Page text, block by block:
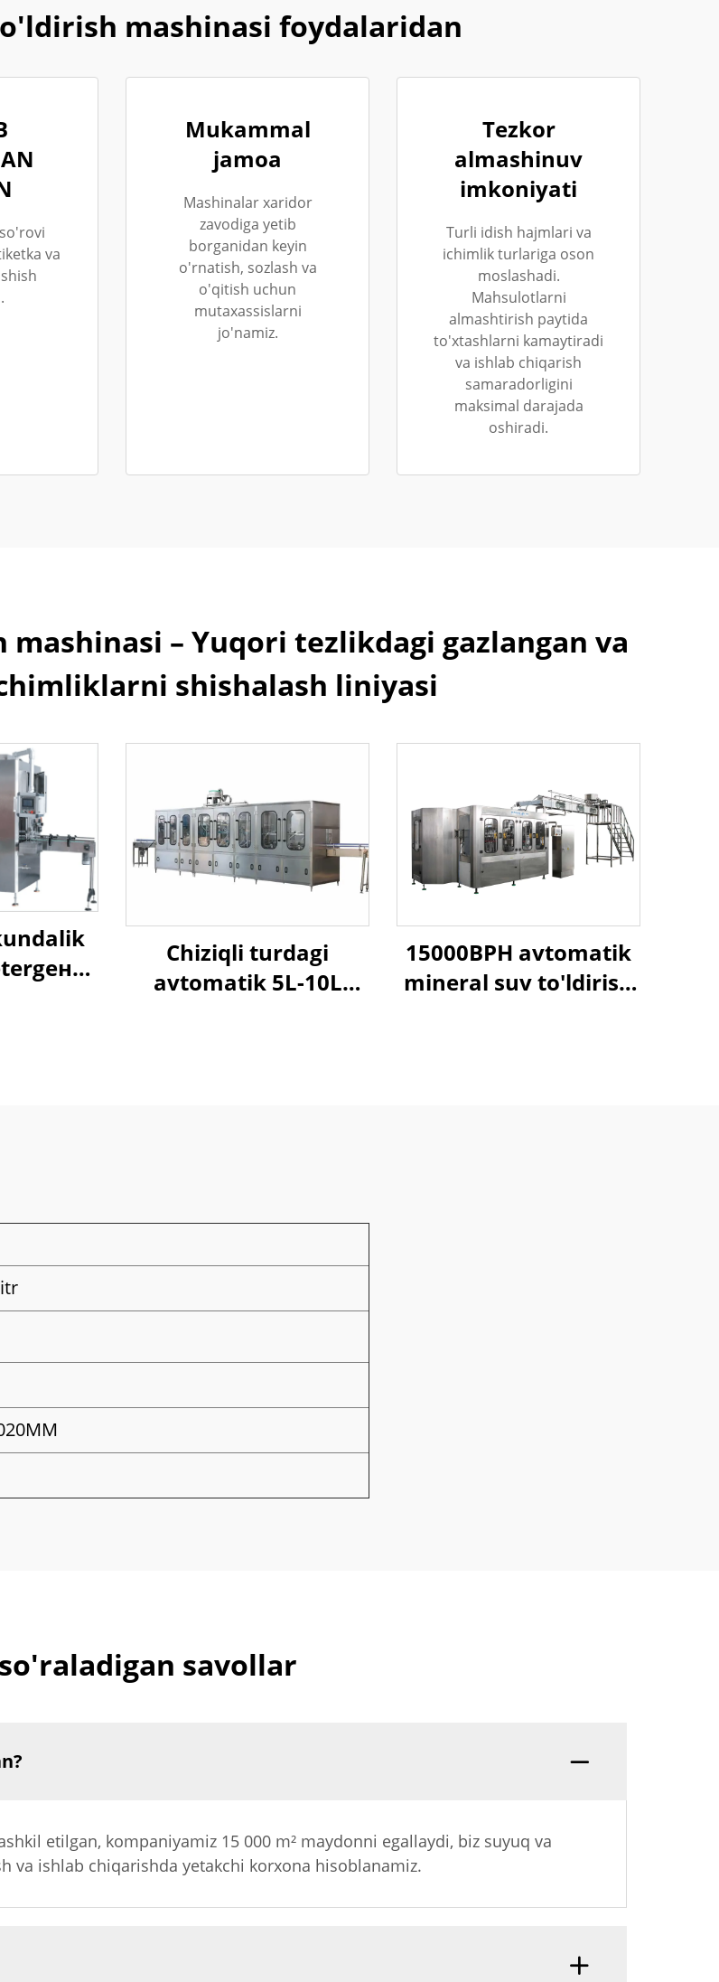
mashinasi foydalaridan
va
Mukammal
jamoa
Mashinalar xaridor
zavodiga yetib
borganidan keyin
o'rnatish, sozlash va
o'qitish uchun
mutaxassislarni
jo'namiz.
Tezkor
almashinuv
imkoniyati
Turli idish hajmlari va
ichimlik turlariga oson
moslashadi.
Mahsulotlarni
almashtirish paytida
to'xtashlarni kamaytiradi
va ishlab chiqarish
samaradorligini
maksimal darajada
oshiradi.
– Yuqori tezlikdagi gazlangan va
shishalash liniyasi
Chiziqli turdagi
avtomatik 5L-10L
15000BPH avtomatik
mineral suv to'ldirish
savollar
etilgan, kompaniyamiz 15 000 m² maydonni egallaydi, biz suyuq va
ishlab chiqarishda yetakchi korxona hisoblanamiz.